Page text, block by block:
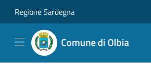
Regione Sardegna
Comune di Olbia